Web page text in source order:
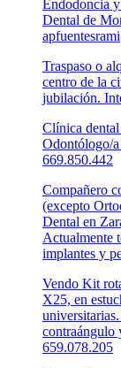
Endodoncia
Dental de
Traspaso o
centro de la
jubilación.
Clínica
Odontólogo/
669.850.442
Compañero
(excepto
Dental en
Actualmente
implantes y
Vendo Kit
X25, en
contraángulo
659.078.205